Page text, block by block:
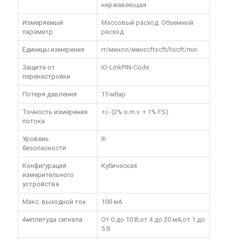
нержавеющая
Измеряемый
параметр
Массовый расход. Объемный
расход
Единицы измерения гг/минлл/минscftscft/hscft/min
Защита от
перенастройки
IO-LinkPIN-Code
Потеря давления 15 мбар
Точность измерения
потока
+/- (2% o.m.v. + 1% FS)
Уровень
безопасности
III
Конфигурация
измерительного
устройства
Кубическая
Макс. выходной ток 100 мА
Амплитуда сигнала
От 0 до 10 В;от 4 до 20 мА;от 1 до
5 В